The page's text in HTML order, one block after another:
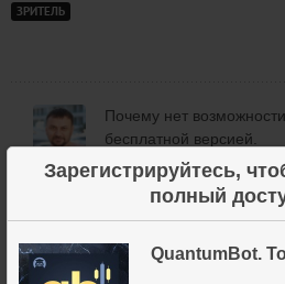
Зарегистрируйтесь,
полный
QuantumBot.
ЗРИТЕЛЬ
Дмитрий
Брыляков
Почему нет
бесплатной версией.